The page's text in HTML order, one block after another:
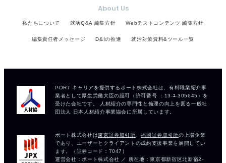
About Us
私たちについて 就活Q&A 編集方針 Webテストコンテンツ 編集方針
編集責任者メッセージ D&Iの推進 就活対策資料&ツール一覧